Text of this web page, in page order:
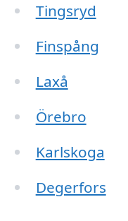
Tingsryd
Finspång
Laxå
Örebro
Karlskoga
Degerfors